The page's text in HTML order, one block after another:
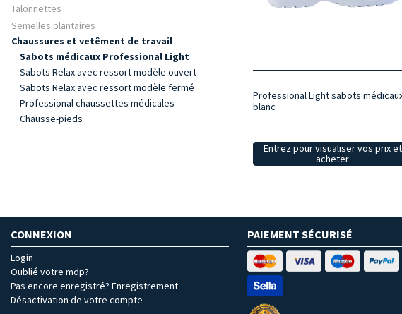
Talonnettes
Semelles plantaires
Chaussures et vetêment de travail
Sabots médicaux Professional Light
Sabots Relax avec ressort modèle ouvert
Sabots Relax avec ressort modèle fermé
Professional chaussettes médicales
Chausse-pieds
Professional Light sabots
blanc
Entrez pour visualiser vos prix et
acheter
CONNEXION
Login
Oublié votre mdp?
Pas encore enregistré? Enregistrement
Désactivation de votre compte
PAIEMENT SÉCURISÉ